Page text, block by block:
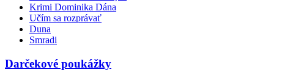
Krimi Dominika Dána
Učím sa rozprávať
Duna
Smradi
Darčekové poukážky